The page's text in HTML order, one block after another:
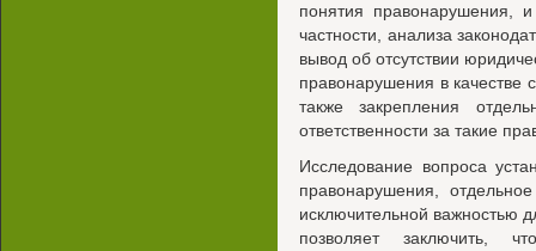
понятия правонарушения,
частности, анализа
вывод об отсутствии
правонарушения в качестве
также закрепления
ответственности за такие
Исследование вопроса
правонарушения,
исключительной важностью
позволяет заключить,